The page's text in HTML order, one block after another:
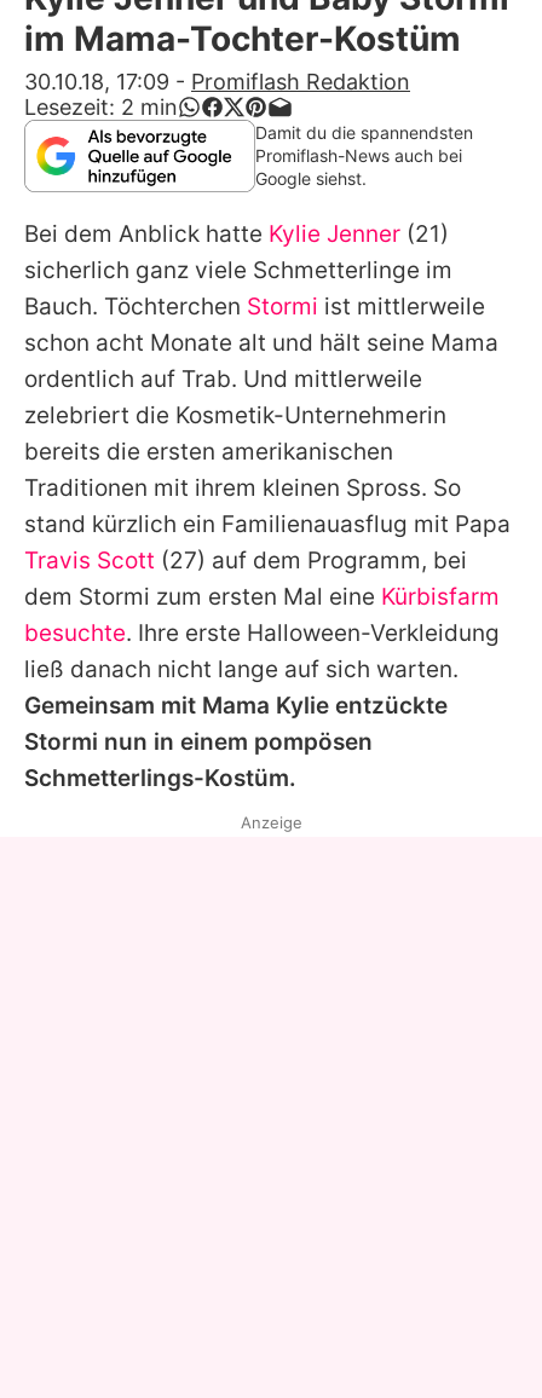
Alle Themen auf Promiflash
App runterladen
Team
Redaktionelle Richtlinien
Impressum
Nutzungsbedingungen
Utiq verwalten
im Mama-Tochter-Kostüm
30.10.18, 17:09 - Promiflash Redaktion
Lesezeit: 2 min
Damit du die spannendsten
Promiflash-News auch bei
Google siehst.
Bei dem Anblick hatte Kylie Jenner (21)
sicherlich ganz viele Schmetterlinge im
Bauch. Töchterchen Stormi ist mittlerweile
schon acht Monate alt und hält seine Mama
ordentlich auf Trab. Und mittlerweile
zelebriert die Kosmetik-Unternehmerin
bereits die ersten amerikanischen
Traditionen mit ihrem kleinen Spross. So
stand kürzlich ein Familienauasflug mit Papa
Travis Scott (27) auf dem Programm, bei
dem Stormi zum ersten Mal eine Kürbisfarm
besuchte. Ihre erste Halloween-Verkleidung
ließ danach nicht lange auf sich warten.
Gemeinsam mit Mama Kylie entzückte
Stormi nun in einem pompösen
Schmetterlings-Kostüm.
Anzeige